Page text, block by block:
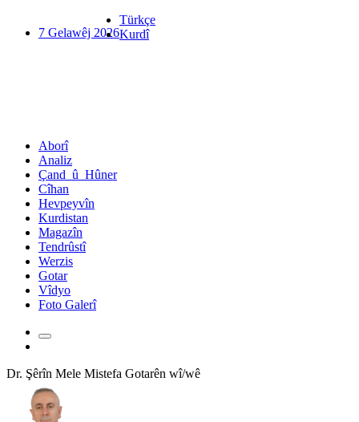
7 Gelawêj 2026
Türkçe
Kurdî
Aborî
Analiz
Çand_û_Hûner
Cîhan
Hevpeyvîn
Kurdistan
Magazîn
Tendrûstî
Werzis
Gotar
Vîdyo
Foto Galerî
Dr. Şêrîn Mele Mistefa Gotarên wî/wê